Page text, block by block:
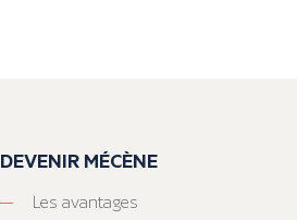
DEVENIR MÉCÈNE
Les avantages